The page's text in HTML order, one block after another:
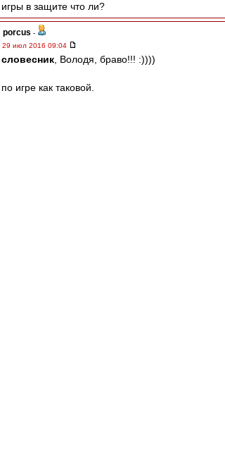
игры в защите что ли?
porcus -
29 июл 2016 09:04
словесник , Володя, браво!!! :))))
по игре как таковой.